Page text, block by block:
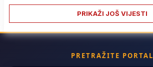
PRIKAŽI JOŠ VIJESTI
PRETRAŽITE PORTAL